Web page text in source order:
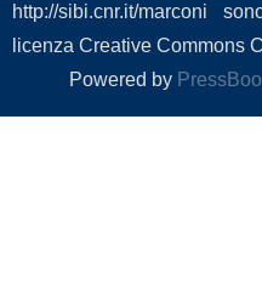
http://sibi.cnr.it/marconi
licenza Creative Commons
Powered by